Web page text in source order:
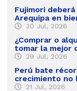
Fujimori
Arequipa en
30 Jul, 2026
¿Comprar o
tomar la mejor
29 Jul, 2026
Perú bate
crecimiento no
21 Jul, 2026